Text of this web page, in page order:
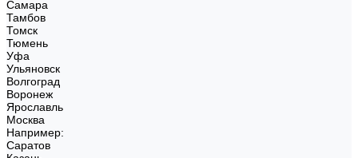
Самара
Тамбов
Томск
Тюмень
Уфа
Ульяновск
Волгоград
Воронеж
Ярославль
Москва
Например:
Саратов